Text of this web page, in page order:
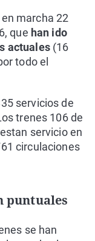
marcha 22
que han ido
actuales(16
todo el
servicios de
trenes 106 de
servicio en
circulaciones
puntuales
se han